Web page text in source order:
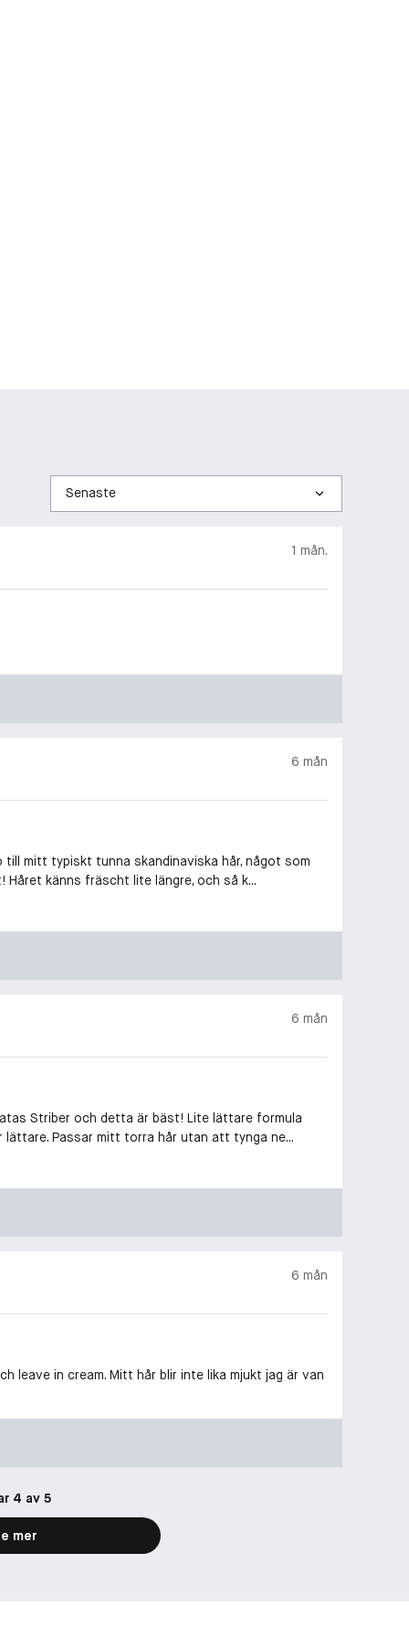
Sortera
efter
1 mån.
6 mån
mitt typiskt tunna skandinaviska hår, något som
känns fräscht lite längre, och så k...
6 mån
Striber och detta är bäst! Lite lättare formula
Passar mitt torra hår utan att tynga ne...
6 mån
leave in cream. Mitt hår blir inte lika mjukt jag är van
4 av 5
mer